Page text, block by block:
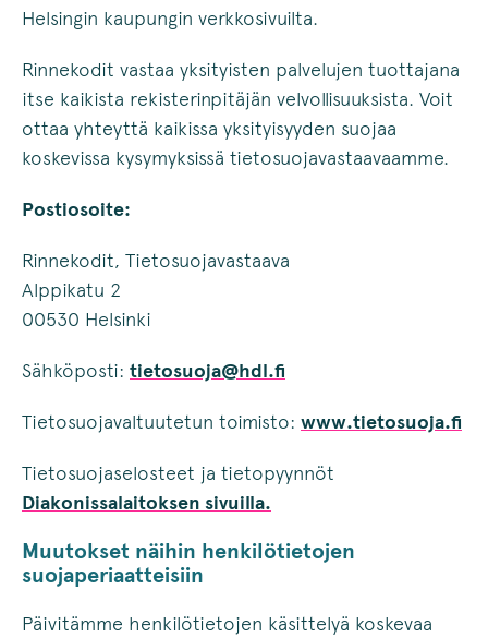
Helsingin kaupungin verkkosivuilta.
Rinnekodit vastaa yksityisten palvelujen tuottajana
itse kaikista rekisterinpitäjän velvollisuuksista. Voit
ottaa yhteyttä kaikissa yksityisyyden suojaa
koskevissa kysymyksissä tietosuojavastaavaamme.
Postiosoite:
Rinnekodit, Tietosuojavastaava
Alppikatu 2
00530 Helsinki
Sähköposti: tietosuoja@hdl.fi
Tietosuojavaltuutetun toimisto: www.tietosuoja.fi
Tietosuojaselosteet ja tietopyynnöt
Diakonissalaitoksen sivuilla.
Muutokset näihin henkilötietojen
suojaperiaatteisiin
Päivitämme henkilötietojen käsittelyä koskevaa